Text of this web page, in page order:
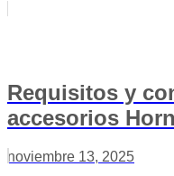
Requisitos y
accesorios
noviembre 13, 2025